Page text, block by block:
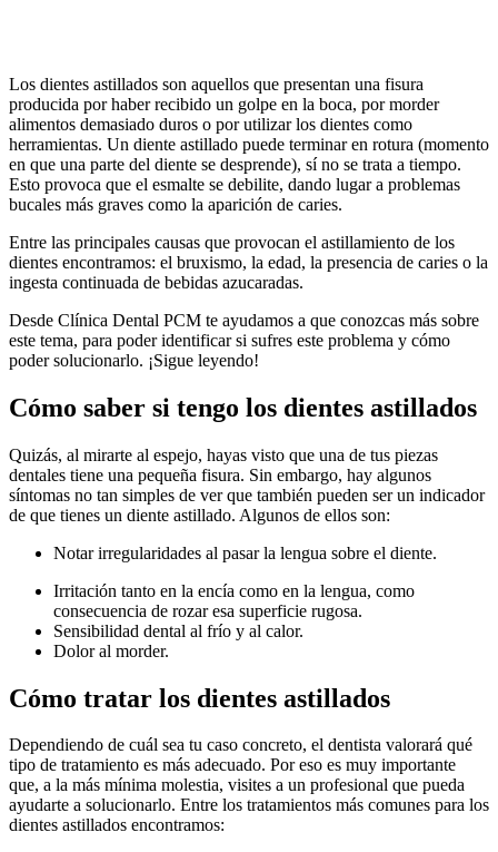
Los dientes astillados son aquellos que presentan una fisura
producida por haber recibido un golpe en la boca, por morder
alimentos demasiado duros o por utilizar los dientes como
herramientas. Un diente astillado puede terminar en rotura (momento
en que una parte del diente se desprende), sí no se trata a tiempo.
Esto provoca que el esmalte se debilite, dando lugar a problemas
bucales más graves como la aparición de caries.
Entre las principales causas que provocan el astillamiento de los
dientes encontramos: el bruxismo, la edad, la presencia de caries o la
ingesta continuada de bebidas azucaradas.
Desde Clínica Dental PCM te ayudamos a que conozcas más sobre
este tema, para poder identificar si sufres este problema y cómo
poder solucionarlo. ¡Sigue leyendo!
Cómo saber si tengo los dientes astillados
Quizás, al mirarte al espejo, hayas visto que una de tus piezas
dentales tiene una pequeña fisura. Sin embargo, hay algunos
síntomas no tan simples de ver que también pueden ser un indicador
de que tienes un diente astillado. Algunos de ellos son:
Notar irregularidades al pasar la lengua sobre el diente.
Irritación tanto en la encía como en la lengua, como
consecuencia de rozar esa superficie rugosa.
Sensibilidad dental al frío y al calor.
Dolor al morder.
Cómo tratar los dientes astillados
Dependiendo de cuál sea tu caso concreto, el dentista valorará qué
tipo de tratamiento es más adecuado. Por eso es muy importante
que, a la más mínima molestia, visites a un profesional que pueda
ayudarte a solucionarlo. Entre los tratamientos más comunes para los
dientes astillados encontramos: